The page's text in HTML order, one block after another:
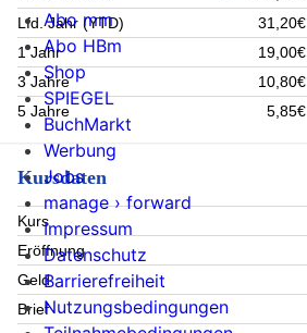
Lfd. Jahr (YTD)
31,20€
1 Jahr
19,00€
3 Jahre
10,80€
5 Jahre
5,85€
Kursdaten
Kurs
Eröffnung
Geld
Brief
Abo mm
Abo HBm
Shop
SPIEGEL
BuchMarkt
Werbung
Jobs
manage › forward
Impressum
Datenschutz
Barrierefreiheit
Nutzungsbedingungen